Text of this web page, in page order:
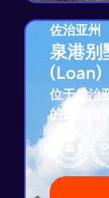
佐治亚州
泉港别
(Loan)
位于佐治
的大型活
佐治亚州
泉港别
(Loan)
I-
贷款
已创
已售